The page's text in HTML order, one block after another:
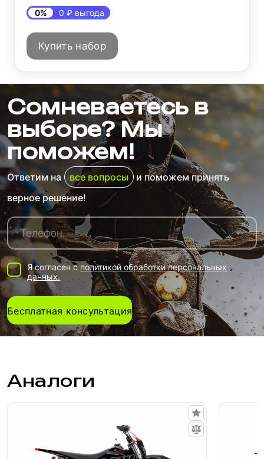
0% 0 ₽ выгода
Купить набор
Сомневаетесь в
выборе? Мы
поможем!
Ответим на все вопросы
и поможем принять
верное решение!
Я согласен с политикой обработки персональных
данных.
Бесплатная консультация
Аналоги